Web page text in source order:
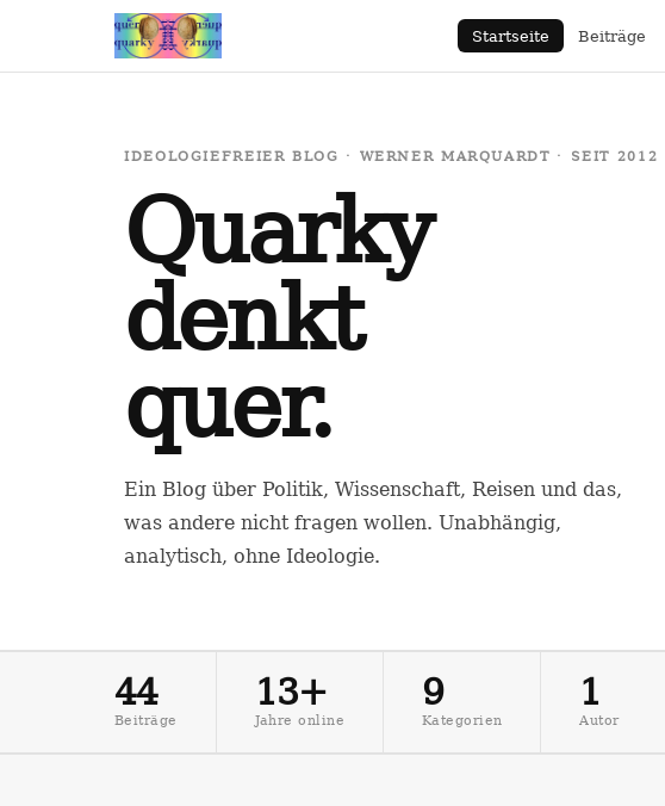
Startseite Beiträge
IDEOLOGIEFREIER BLOG · WERNER MARQUARDT · SEIT 2012
Quarky
denkt
quer.
Ein Blog über Politik, Wissenschaft, Reisen und das,
was andere nicht fragen wollen. Unabhängig,
analytisch, ohne Ideologie.
44
Beiträge
13+
Jahre online
9
Kategorien
1
Autor